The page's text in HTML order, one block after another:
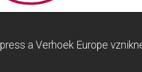
a Verhoek Europe